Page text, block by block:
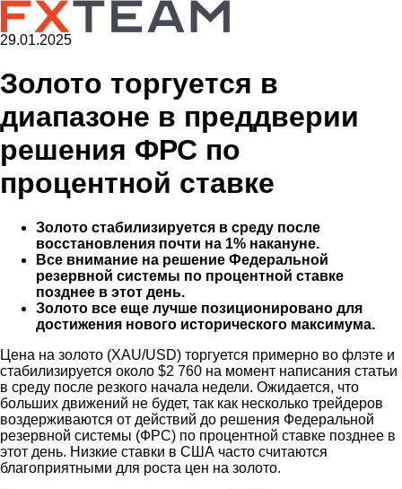
29.01.2025
Золото торгуется в
диапазоне в преддверии
решения ФРС по
процентной ставке
Золото стабилизируется в среду после
восстановления почти на 1% накануне.
Все внимание на решение Федеральной
резервной системы по процентной ставке
позднее в этот день.
Золото все еще лучше позиционировано для
достижения нового исторического максимума.
Цена на золото (XAU/USD) торгуется примерно во флэте и
стабилизируется около $2 760 на момент написания статьи
в среду после резкого начала недели. Ожидается, что
больших движений не будет, так как несколько трейдеров
воздерживаются от действий до решения Федеральной
резервной системы (ФРС) по процентной ставке позднее в
этот день. Низкие ставки в США часто считаются
благоприятными для роста цен на золото.